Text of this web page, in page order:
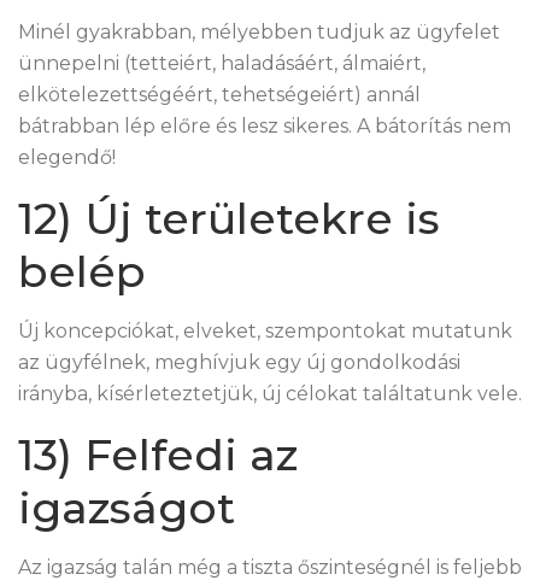
Minél gyakrabban, mélyebben tudjuk az ügyfelet
ünnepelni (tetteiért, haladásáért, álmaiért,
elkötelezettségéért, tehetségeiért) annál
bátrabban lép előre és lesz sikeres. A bátorítás nem
elegendő!
12) Új területekre is
belép
Új koncepciókat, elveket, szempontokat mutatunk
az ügyfélnek, meghívjuk egy új gondolkodási
irányba, kísérleteztetjük, új célokat találtatunk vele.
13) Felfedi az
igazságot
Az igazság talán még a tiszta őszinteségnél is feljebb